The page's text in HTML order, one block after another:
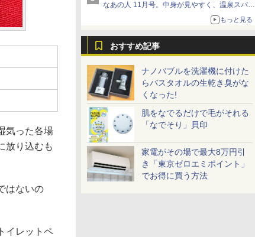
なあの人 11月号。中身が見やすく、温泉スパに
もっと見る
おすすめ記事
ナノバブルを洗濯機に付けた
らバスタオルの生乾き臭がな
くなった!
肌をなでるだけで毛がそれる
「なでそり」貝印
家電がその場で最大8万円引
き「東京ゼロエミポイント」
でお得に買う方法
気った各場
放り込むも
はないの
イレットペ